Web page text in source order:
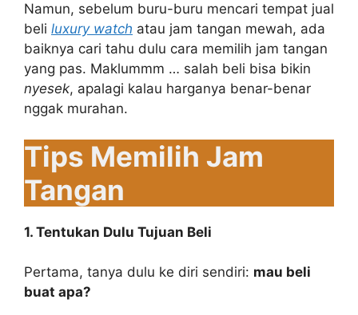
Namun, sebelum buru-buru mencari tempat jual
beli luxury watch atau jam tangan mewah, ada
baiknya cari tahu dulu cara memilih jam tangan
yang pas. Maklummm … salah beli bisa bikin
nyesek, apalagi kalau harganya benar-benar
nggak murahan.
Tips Memilih Jam
Tangan
1. Tentukan Dulu Tujuan Beli
Pertama, tanya dulu ke diri sendiri: mau beli
buat apa?